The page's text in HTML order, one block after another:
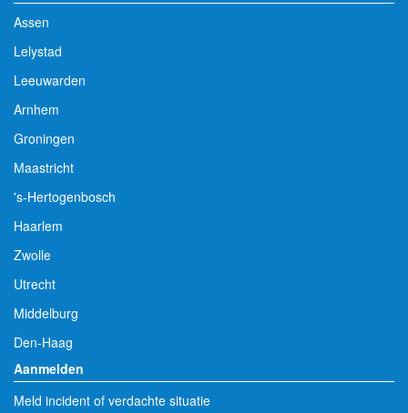
Assen
Lelystad
Leeuwarden
Arnhem
Groningen
Maastricht
's-Hertogenbosch
Haarlem
Zwolle
Utrecht
Middelburg
Den-Haag
Aanmelden
Meld incident of verdachte situatie